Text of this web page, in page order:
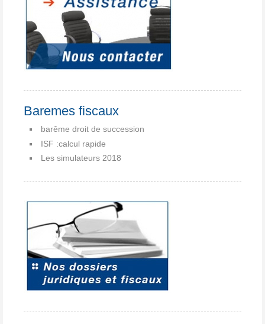
Baremes fiscaux
barême droit de succession
ISF :calcul rapide
Les simulateurs 2018